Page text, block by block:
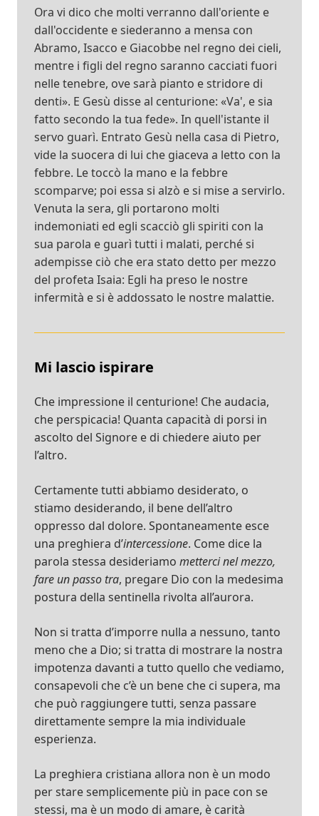
Ora vi dico che molti verranno dall'oriente e
dall'occidente e siederanno a mensa con
Abramo, Isacco e Giacobbe nel regno dei cieli,
mentre i figli del regno saranno cacciati fuori
nelle tenebre, ove sarà pianto e stridore di
denti». E Gesù disse al centurione: «Va', e sia
fatto secondo la tua fede». In quell'istante il
servo guarì. Entrato Gesù nella casa di Pietro,
vide la suocera di lui che giaceva a letto con la
febbre. Le toccò la mano e la febbre
scomparve; poi essa si alzò e si mise a servirlo.
Venuta la sera, gli portarono molti
indemoniati ed egli scacciò gli spiriti con la
sua parola e guarì tutti i malati, perché si
adempisse ciò che era stato detto per mezzo
del profeta Isaia: Egli ha preso le nostre
infermità e si è addossato le nostre malattie.
Mi lascio ispirare
Che impressione il centurione! Che audacia,
che perspicacia! Quanta capacità di porsi in
ascolto del Signore e di chiedere aiuto per
l’altro.
Certamente tutti abbiamo desiderato, o
stiamo desiderando, il bene dell’altro
oppresso dal dolore. Spontaneamente esce
una preghiera d’intercessione. Come dice la
parola stessa desideriamo metterci nel mezzo,
fare un passo tra, pregare Dio con la medesima
postura della sentinella rivolta all’aurora.
Non si tratta d’imporre nulla a nessuno, tanto
meno che a Dio; si tratta di mostrare la nostra
impotenza davanti a tutto quello che vediamo,
consapevoli che c’è un bene che ci supera, ma
che può raggiungere tutti, senza passare
direttamente sempre la mia individuale
esperienza.
La preghiera cristiana allora non è un modo
per stare semplicemente più in pace con se
stessi, ma è un modo di amare, è carità